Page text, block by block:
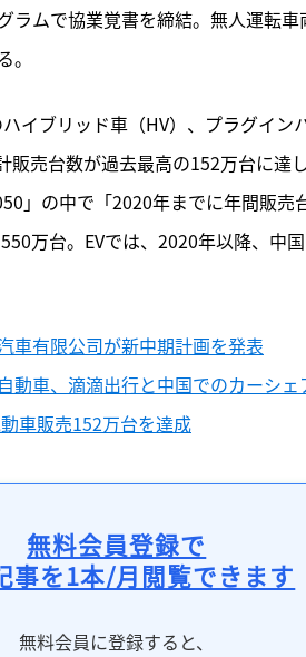
ムで協業覚書を締結。無人運転車
イブリッド車（HV）、プラグイン
販売台数が過去最高の152万台に達
」の中で「2020年までに年間販売
万台。EVでは、2020年以降、中
車有限公司が新中期計画を発表
動車、滴滴出行と中国でのカーシ
車販売152万台を達成
無料会員登録で
事を1本/月閲覧できます
無料会員に登録すると、